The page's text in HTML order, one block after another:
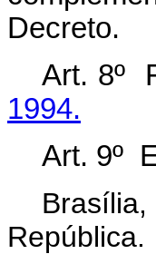
Decreto.
Art. 8º
1994.
Art. 9º
República.